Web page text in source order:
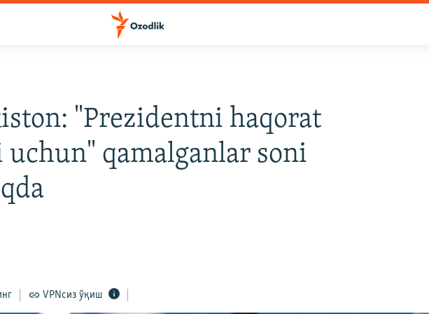
"Prezidentni haqorat
uchun" qamalganlar soni
VPNсиз ўқиш